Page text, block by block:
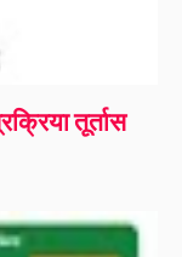
तूर्तास